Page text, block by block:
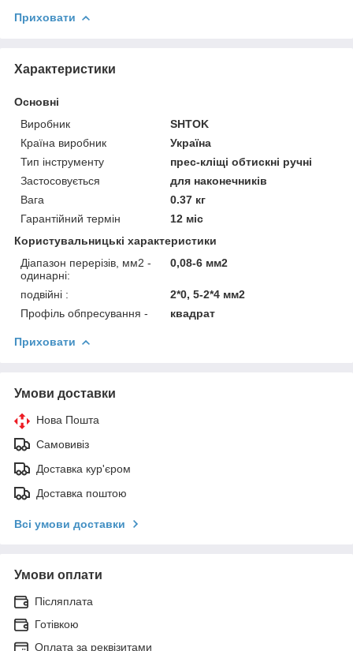
Приховати
Характеристики
Основні
Виробник
SHTOK
Країна виробник
Україна
Тип інструменту
прес-кліщі обтискні ручні
Застосовується
для наконечників
Вага
0.37 кг
Гарантійний термін
12 міс
Користувальницькі характеристики
Діапазон перерізів, мм2 -
одинарні:
0,08-6 мм2
подвійні :
2*0, 5-2*4 мм2
Профіль обпресування -
квадрат
Приховати
Умови доставки
Нова Пошта
Самовивіз
Доставка кур'єром
Доставка поштою
Всі умови доставки
Умови оплати
Післяплата
Готівкою
Оплата за реквізитами